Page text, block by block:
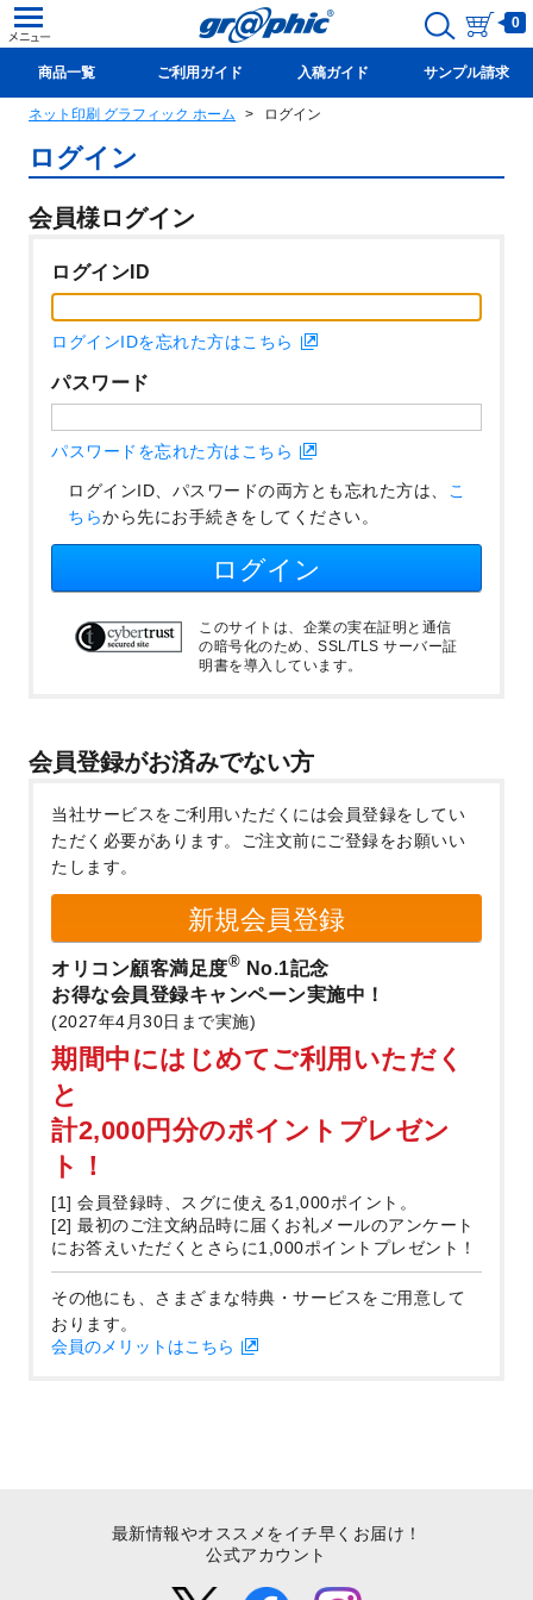
0
商品一覧 ご利用ガイド 入稿ガイド サンプル請求
新規会員登録(無料)
ネット印刷 グラフィック ホーム ログイン
ログイン
会員様ログイン
ログインID
ログインIDを忘れた方はこちら
パスワード
パスワードを忘れた方はこちら
ログインID、パスワードの両方とも忘れた方は、 こ
ちらから先にお手続きをしてください。
ログイン
このサイトは、企業の実在証明と通信
の暗号化のため、SSL/TLS サーバー証
明書を導入しています。
会員登録がお済みでない方
当社サービスをご利用いただくには会員登録をしてい
ただく必要があります。
ご注文前にご登録をお願いい
たします。
新規会員登録
オリコン顧客満足度® No.1記念
お得な会員登録キャンペーン実施中！
(2027年4月30日まで実施)
期間中にはじめてご利用いただく
と
計2,000円分のポイントプレゼン
ト！
[1] 会員登録時、スグに使える1,000ポイント。
[2] 最初のご注文納品時に届くお礼メールのアンケート
にお答えいただくとさらに1,000ポイントプレゼント！
その他にも、さまざまな特典・サービスをご用意して
おります。
会員のメリットはこちら
最新情報やオススメをイチ早くお届け！
公式アカウント